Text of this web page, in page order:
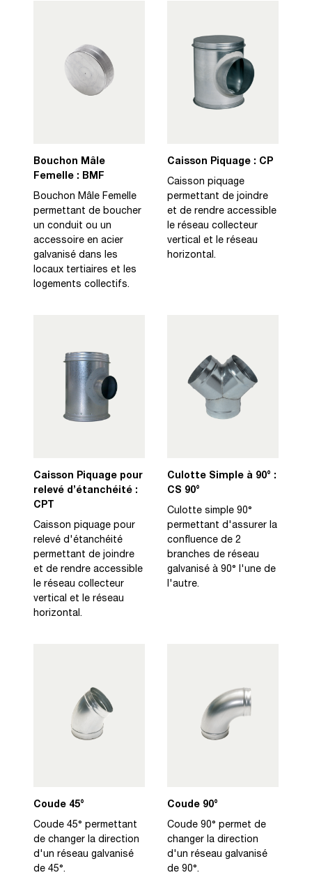
Bouchon Mâle
Femelle : BMF
Bouchon Mâle Femelle
permettant de boucher
un conduit ou un
accessoire en acier
galvanisé dans les
locaux tertiaires et les
logements collectifs.
Caisson Piquage : CP
Caisson piquage
permettant de joindre
et de rendre accessible
le réseau collecteur
vertical et le réseau
horizontal.
Caisson Piquage pour
relevé d’étanchéité :
CPT
Caisson piquage pour
relevé d'étanchéité
permettant de joindre
et de rendre accessible
le réseau collecteur
vertical et le réseau
horizontal.
Culotte Simple à 90° :
CS 90°
Culotte simple 90°
permettant d'assurer la
confluence de 2
branches de réseau
galvanisé à 90° l'une de
l'autre.
Coude 45°
Coude 45° permettant
de changer la direction
d'un réseau galvanisé
de 45°.
Coude 90°
Coude 90° permet de
changer la direction
d'un réseau galvanisé
de 90°.